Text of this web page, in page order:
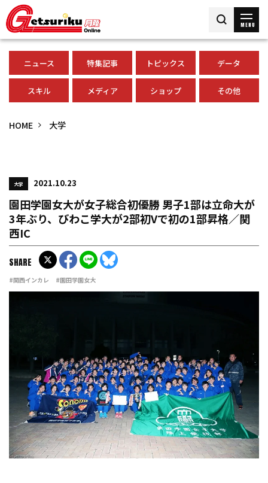
MENU
ニュース 特集記事 トピックス データ
スキル メディア ショップ その他
HOME 大学
大学 2021.10.23
園田学園女大が女子総合初優勝 男子1部は立命大が
3年ぶり、びわこ学大が2部初Vで初の1部昇格／関
西IC
#関西インカレ #園田学園女大
SHARE